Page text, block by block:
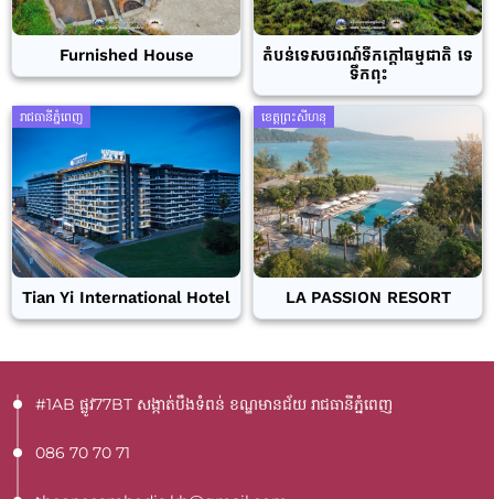
Furnished House
តំបន់ទេសចរណ៍ទឹកក្តៅធម្មជាតិ ទេ
ទឹកពុះ
រាជធានីភ្នំពេញ
Tian Yi International Hotel
ខេត្តព្រះសីហនុ
LA PASSION RESORT
#1AB ផ្លូវ77BT​ សង្កាត់បឹងទំពន់ ខណ្ឌមានជ័យ រាជធានីភ្នំពេញ
086 70 70 71